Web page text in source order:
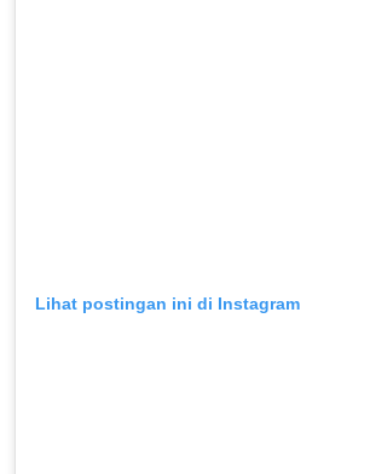
Lihat postingan ini di Instagram